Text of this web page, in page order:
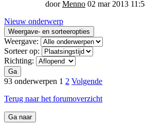
doorMenno 02 mar 2013
Nieuw onderwerp
Weergave- en sorteeropties
Weergave:
Sorteer op:
Richting:
Ga
93 onderwerpen 1 2 Volgende
Terug naar het forumoverzicht
Ga naar